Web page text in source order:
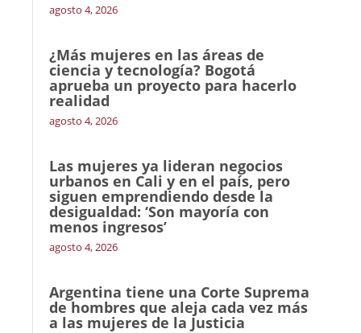
agosto 4, 2026
¿Más mujeres en las áreas de
ciencia y tecnología? Bogotá
aprueba un proyecto para hacerlo
realidad
agosto 4, 2026
Las mujeres ya lideran negocios
urbanos en Cali y en el país, pero
siguen emprendiendo desde la
desigualdad: ‘Son mayoría con
menos ingresos’
agosto 4, 2026
Argentina tiene una Corte Suprema
de hombres que aleja cada vez más
a las mujeres de la Justicia